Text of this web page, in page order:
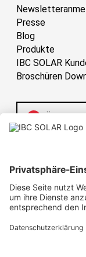
Presse
Blog
Produkte
IBC SOLAR
Broschüren